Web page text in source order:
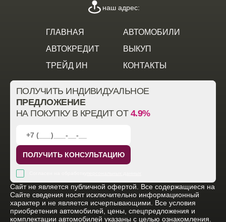
ГЛАВНАЯ
АВТОМОБИЛИ
АВТОКРЕДИТ
ВЫКУП
ТРЕЙД ИН
КОНТАКТЫ
наш адрес:
ПОЛУЧИТЬ ИНДИВИДУАЛЬНОЕ
ПРЕДЛОЖЕНИЕ
НА ПОКУПКУ В КРЕДИТ ОТ 4.9%
ПОЛУЧИТЬ КОНСУЛЬТАЦИЮ
Cайт не является публичной офертой. Все содержащиеся на
Сайте сведения носят исключительно информационный
характер и не является исчерпывающими. Все условия
приобретения автомобилей, цены, спецпредложения и
комплектации автомобилей указаны с целью ознакомления.